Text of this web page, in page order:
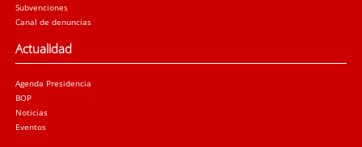
Subvenciones
Canal de denuncias
Actualidad
Agenda Presidencia
BOP
Noticias
Eventos